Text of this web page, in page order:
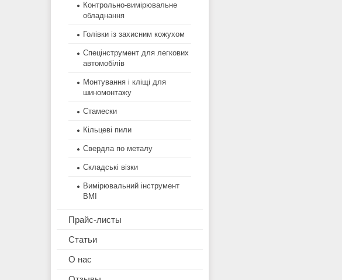
Контрольно-вимірювальне
обладнання
Голівки із захисним кожухом
Спецінструмент для легкових
автомобілів
Монтування і кліщі для
шиномонтажу
Стамески
Кільцеві пили
Свердла по металу
Складські візки
Вимірювальний інструмент
BMI
Прайс-листы
Статьи
О нас